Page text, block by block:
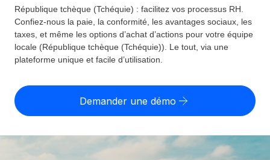
Employer of record
Développez-vous à l’international sans frais liés aux
entités
Pilotage 360 des freelances
Gestion des freelances
PEO
Toutes les informations sur l’emploi à l’international,
pays par pays
Explorateur des États-Unis (par État)
Comparer Remote
OUTILS & CALCULATEURS
Outil de calcul du risque de requalification de
contrat
Évaluez le risque de requalification de contrat par pays
Calculez le coût total des employés dans n’importe quel
Calculateur de paiement des freelances
Découvrez les devises disponibles et les vitesses de
Tarification
English (United States)
English
Connexion
République tchèque (Tchéquie) : facilitez vos processus RH.
Confiez-nous la paie, la conformité, les avantages sociaux, les
taxes, et même les options d’achat d’actions pour votre équipe
locale (République tchèque (Tchéquie)). Le tout, via une
plateforme unique et facile d’utilisation.
Demander une démo